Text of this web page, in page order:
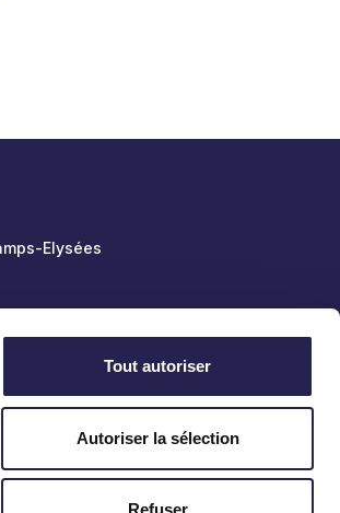
Tout autoriser
Autoriser la sélection
Refuser
Elysées